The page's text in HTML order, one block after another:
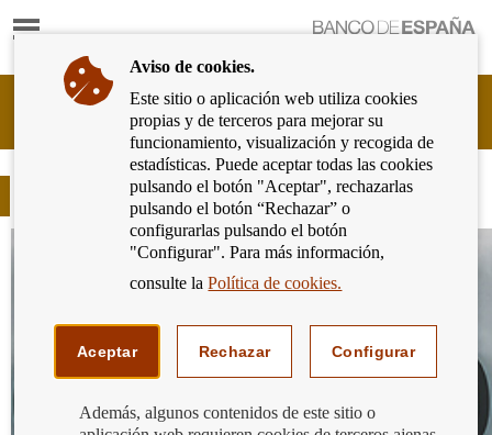
Mostrar
Ir
página
de
inicio
del
Banco
de
España
Cliente
Bancario
Banco
España
Eurosistema,
Aviso de cookies.
Este sitio o aplicación web utiliza cookies
propias y de terceros para mejorar su
funcionamiento, visualización y recogida de
estadísticas. Puede aceptar todas las cookies
pulsando el botón "Aceptar", rechazarlas
pulsando el botón “Rechazar” o
configurarlas pulsando el botón
"Configurar". Para más información,
consulte laPolítica de cookies.
Aceptar Rechazar Configurar
Además, algunos contenidos de este sitio o